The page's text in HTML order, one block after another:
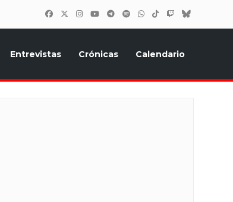
Entrevistas Crónicas Calendario